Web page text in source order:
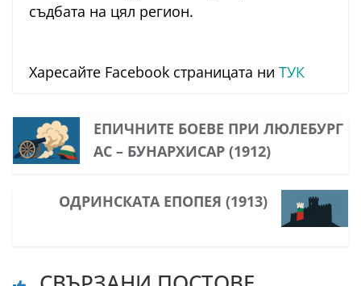
съдбата на цял регион.
Харесайте Facebook страницата ни ТУК
ЕПИЧНИТЕ БОЕВЕ ПРИ ЛЮЛЕБУРГ
АС – БУНАРХИСАР (1912)
ОДРИНСКАТА ЕПОПЕЯ (1913)